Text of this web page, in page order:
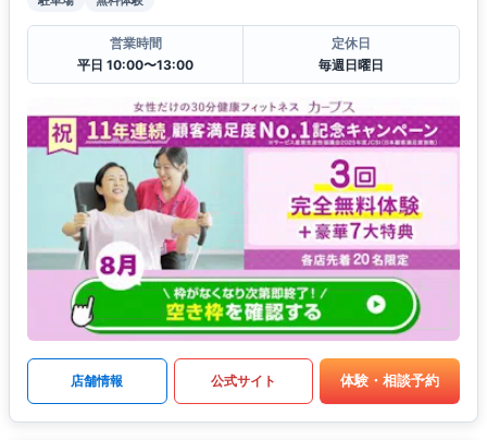
営業時間
平日 10:00〜13:00
定休日
毎週日曜日
店舗情報 公式サイト 体験・相談予約